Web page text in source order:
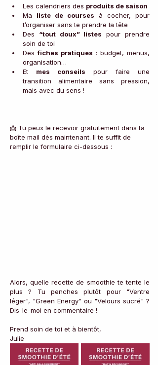
Les calendriers des produits de saison
Ma liste de courses à cocher, pour
t’organiser sans te prendre la tête
Des “tout doux” listes pour prendre
soin de toi
Des fiches pratiques : budget, menus,
organisation…
Et mes conseils pour faire une
transition alimentaire sans pression,
mais avec du sens !
📩 Tu peux le recevoir gratuitement dans ta
boîte mail dès maintenant. Il te suffit de
remplir le formulaire ci-dessous :
Alors, quelle recette de smoothie te tente le
plus ? Tu penches plutôt pour "Ventre
léger", "Green Energy" ou "Velours sucré" ?
Dis-le-moi en commentaire !
Prend soin de toi et à bientôt,
Julie